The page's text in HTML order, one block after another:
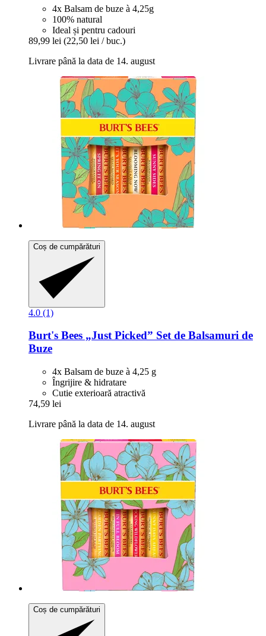
4x Balsam de buze à 4,25g
100% natural
Ideal și pentru cadouri
89,99 lei (22,50 lei / buc.)
Livrare până la data de 14. august
Coș de cumpărături
4.0 (1)
Burt's Bees „Just Picked” Set de Balsamuri de
Buze
4x Balsam de buze à 4,25 g
Îngrijire & hidratare
Cutie exterioară atractivă
74,59 lei
Livrare până la data de 14. august
Coș de cumpărături